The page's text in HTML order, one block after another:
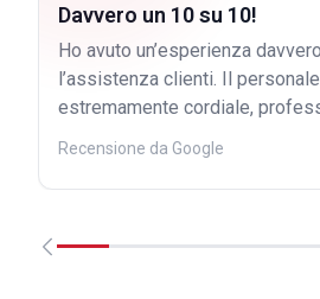
Davvero un 10 su 10!
Ho avuto un’esperienza
l’assistenza clienti. Il
estremamente cordiale,
Recensione da Google